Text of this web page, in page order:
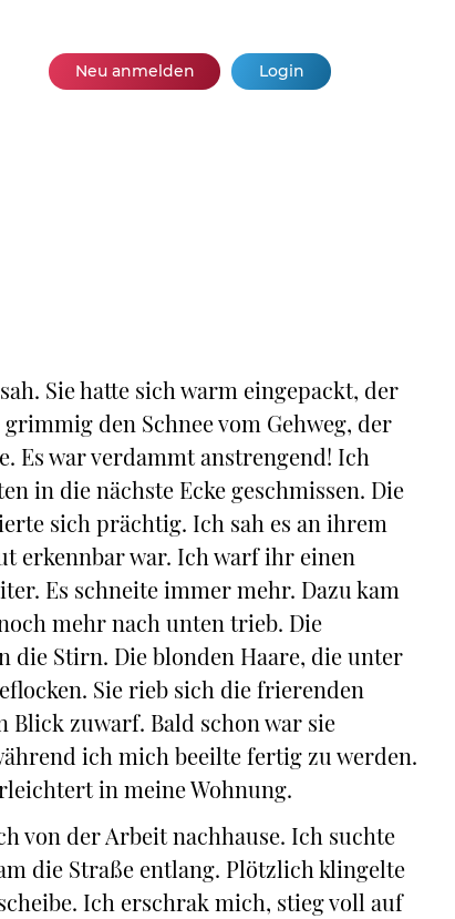
Neu anmelden Login
Sie hatte sich warm eingepackt, der
den Schnee vom Gehweg, der
Es war verdammt anstrengend! Ich
in die nächste Ecke geschmissen. Die
sich prächtig. Ich sah es an ihrem
erkennbar war. Ich warf ihr einen
Es schneite immer mehr. Dazu kam
mehr nach unten trieb. Die
Stirn. Die blonden Haare, die unter
Sie rieb sich die frierenden
Blick zuwarf. Bald schon war sie
ich mich beeilte fertig zu werden.
in meine Wohnung.
von der Arbeit nachhause. Ich suchte
die Straße entlang. Plötzlich klingelte
Ich erschrak mich, stieg voll auf